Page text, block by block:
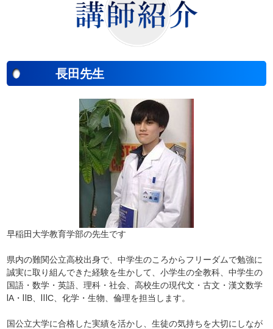
長田先生
早稲田大学教育学部の先生です
県内の難関公立高校出身で、中学生のころからフリーダムで勉強に
誠実に取り組んできた経験を生かして、小学生の全教科、中学生の
国語・数学・英語、理科・社会、高校生の現代文・古文・漢文数学
ⅠA・ⅡB、ⅢC、化学・生物、倫理を担当します。
国公立大学に合格した実績を活かし、生徒の気持ちを大切にしなが